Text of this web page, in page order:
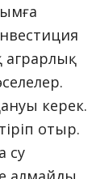
аграрлық
керек.
отыр.
су